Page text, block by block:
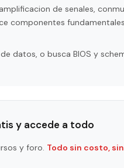
de senales,
componentes
datos, o busca BIOS y
y accede a todo
y foro. Todo sin costo,